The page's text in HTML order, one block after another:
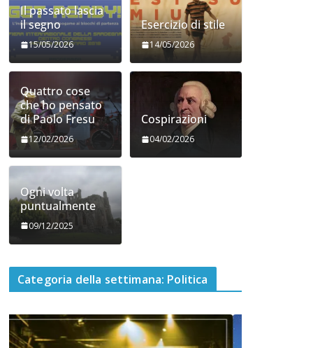
Il passato lascia
il segno
15/05/2026
Esercizio di stile
14/05/2026
Quattro cose
che ho pensato
di Paolo Fresu
12/02/2026
Cospirazioni
04/02/2026
Ogni volta
puntualmente
09/12/2025
Categoria della settimana: Politica